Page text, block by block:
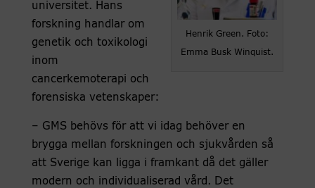
Henrik Green. Foto:
Emma Busk Winquist.
universitet. Hans
forskning handlar om
genetik och toxikologi
inom
cancerkemoterapi och
forensiska vetenskaper:
– GMS behövs för att vi idag behöver en
brygga mellan forskningen och sjukvården så
att Sverige kan ligga i framkant då det gäller
modern och individualiserad vård. Det